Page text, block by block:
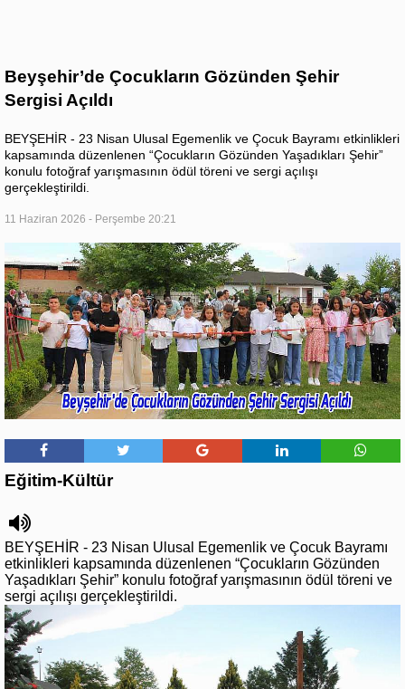
Beyşehir’de Çocukların Gözünden Şehir
Sergisi Açıldı
BEYŞEHİR - 23 Nisan Ulusal Egemenlik ve Çocuk Bayramı etkinlikleri
kapsamında düzenlenen “Çocukların Gözünden Yaşadıkları Şehir”
konulu fotoğraf yarışmasının ödül töreni ve sergi açılışı
gerçekleştirildi.
11 Haziran 2026 - Perşembe 20:21
Eğitim-Kültür
BEYŞEHİR - 23 Nisan Ulusal Egemenlik ve Çocuk Bayramı
etkinlikleri kapsamında düzenlenen “Çocukların Gözünden
Yaşadıkları Şehir” konulu fotoğraf yarışmasının ödül töreni ve
sergi açılışı gerçekleştirildi.